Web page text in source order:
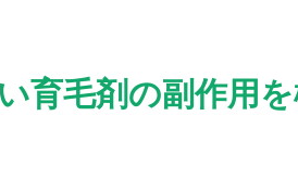
育毛剤の副作用